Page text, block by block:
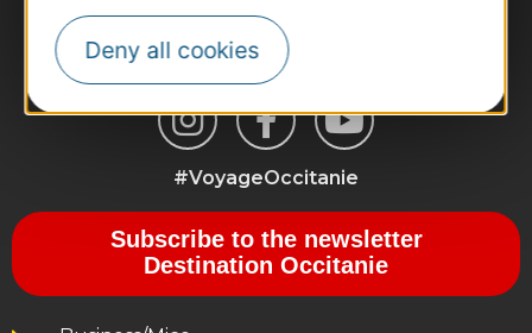
Deny all cookies
#VoyageOccitanie
Subscribe to the newsletter
Destination Occitanie